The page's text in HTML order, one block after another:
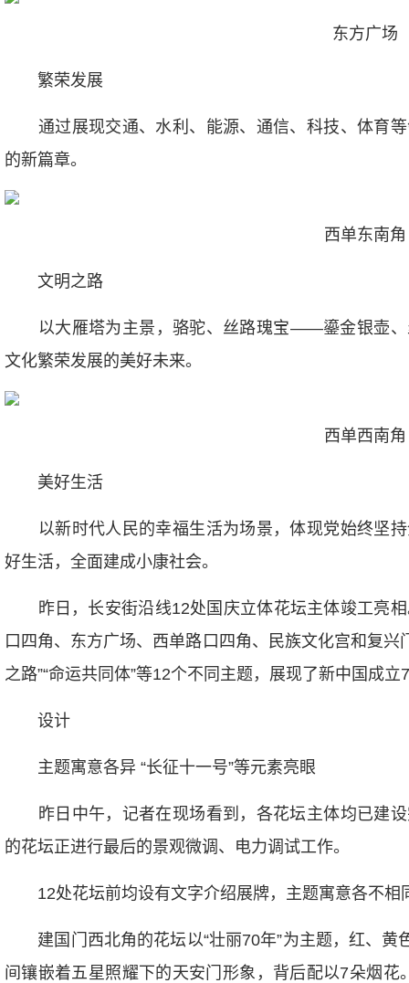
东方广场
繁荣发展
通过展现交通、水利、能源、通信、科技、体育等
的新篇章。
西单东南角
文明之路
以大雁塔为主景，骆驼、丝路瑰宝——鎏金银壶、
文化繁荣发展的美好未来。
西单西南角
美好生活
以新时代人民的幸福生活为场景，体现党始终坚持
好生活，全面建成小康社会。
昨日，长安街沿线12处国庆立体花坛主体竣工亮相
口四角、东方广场、西单路口四角、民族文化宫和复兴
之路”“命运共同体”等12个不同主题，展现了新中国成
设计
主题寓意各异 “长征十一号”等元素亮眼
昨日中午，记者在现场看到，各花坛主体均已建设
的花坛正进行最后的景观微调、电力调试工作。
12处花坛前均设有文字介绍展牌，主题寓意各不相
建国门西北角的花坛以“壮丽70年”为主题，红、黄
间镶嵌着五星照耀下的天安门形象，背后配以7朵烟花